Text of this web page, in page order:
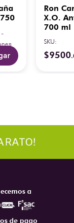
-
Ron
X.O.
700 ml
SKU:
$9500.
a
de pago